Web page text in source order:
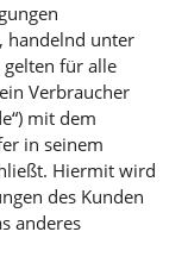
handelnd unter
für alle
Verbraucher
mit dem
in seinem
Hiermit wird
des Kunden
anderes